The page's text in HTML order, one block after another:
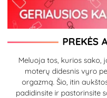
PREKĖS
Meluoja tos, kurios sako,
moterų didesnis vyro
orgazmą. Šio, itin
padidinsite ir pastorinsite